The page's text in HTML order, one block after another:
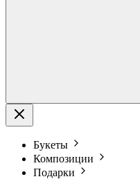
Букеты
Композиции
Подарки